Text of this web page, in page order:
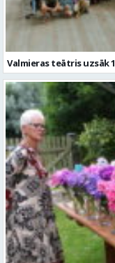
Valmieras teātris uzsāk